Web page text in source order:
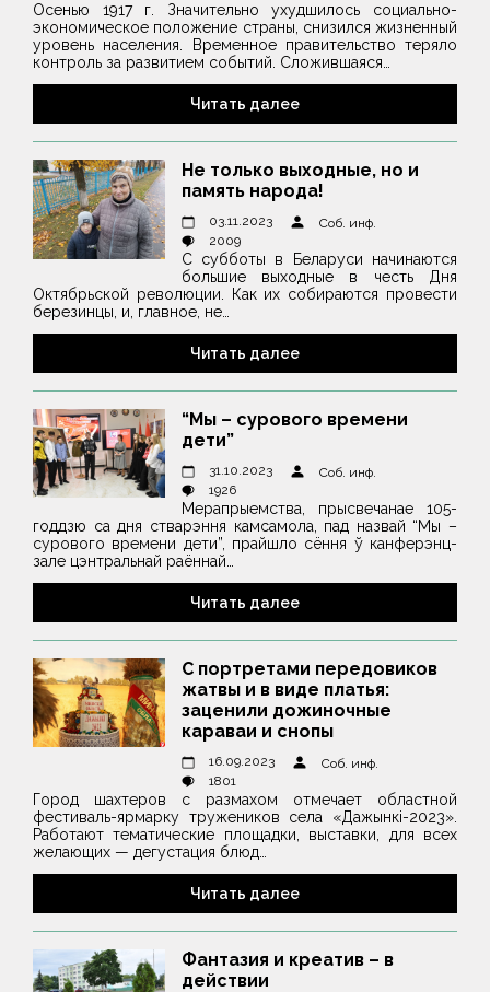
Осенью 1917 г. Значительно ухудшилось социально-
экономическое положение страны, снизился жизненный
уровень населения. Временное правительство теряло
контроль за развитием событий. Сложившаяся…
Читать далее
Не только выходные, но и
память народа!
03.11.2023
Соб. инф.
2009
С субботы в Беларуси начинаются
большие выходные в честь Дня
Октябрьской революции. Как их собираются провести
березинцы, и, главное, не…
Читать далее
“Мы – сурового времени
дети”
31.10.2023
Соб. инф.
1926
Мерапрыемства, прысвечанае 105-
годдзю са дня стварэння камсамола, пад назвай “Мы –
сурового времени дети”, прайшло сёння ў канферэнц-
зале цэнтральнай раённай…
Читать далее
С портретами передовиков
жатвы и в виде платья:
заценили дожиночные
караваи и снопы
16.09.2023
Соб. инф.
1801
Город шахтеров с размахом отмечает областной
фестиваль-ярмарку тружеников села «Дажынкі-2023».
Работают тематические площадки, выставки, для всех
желающих — дегустация блюд…
Читать далее
Фантазия и креатив – в
действии